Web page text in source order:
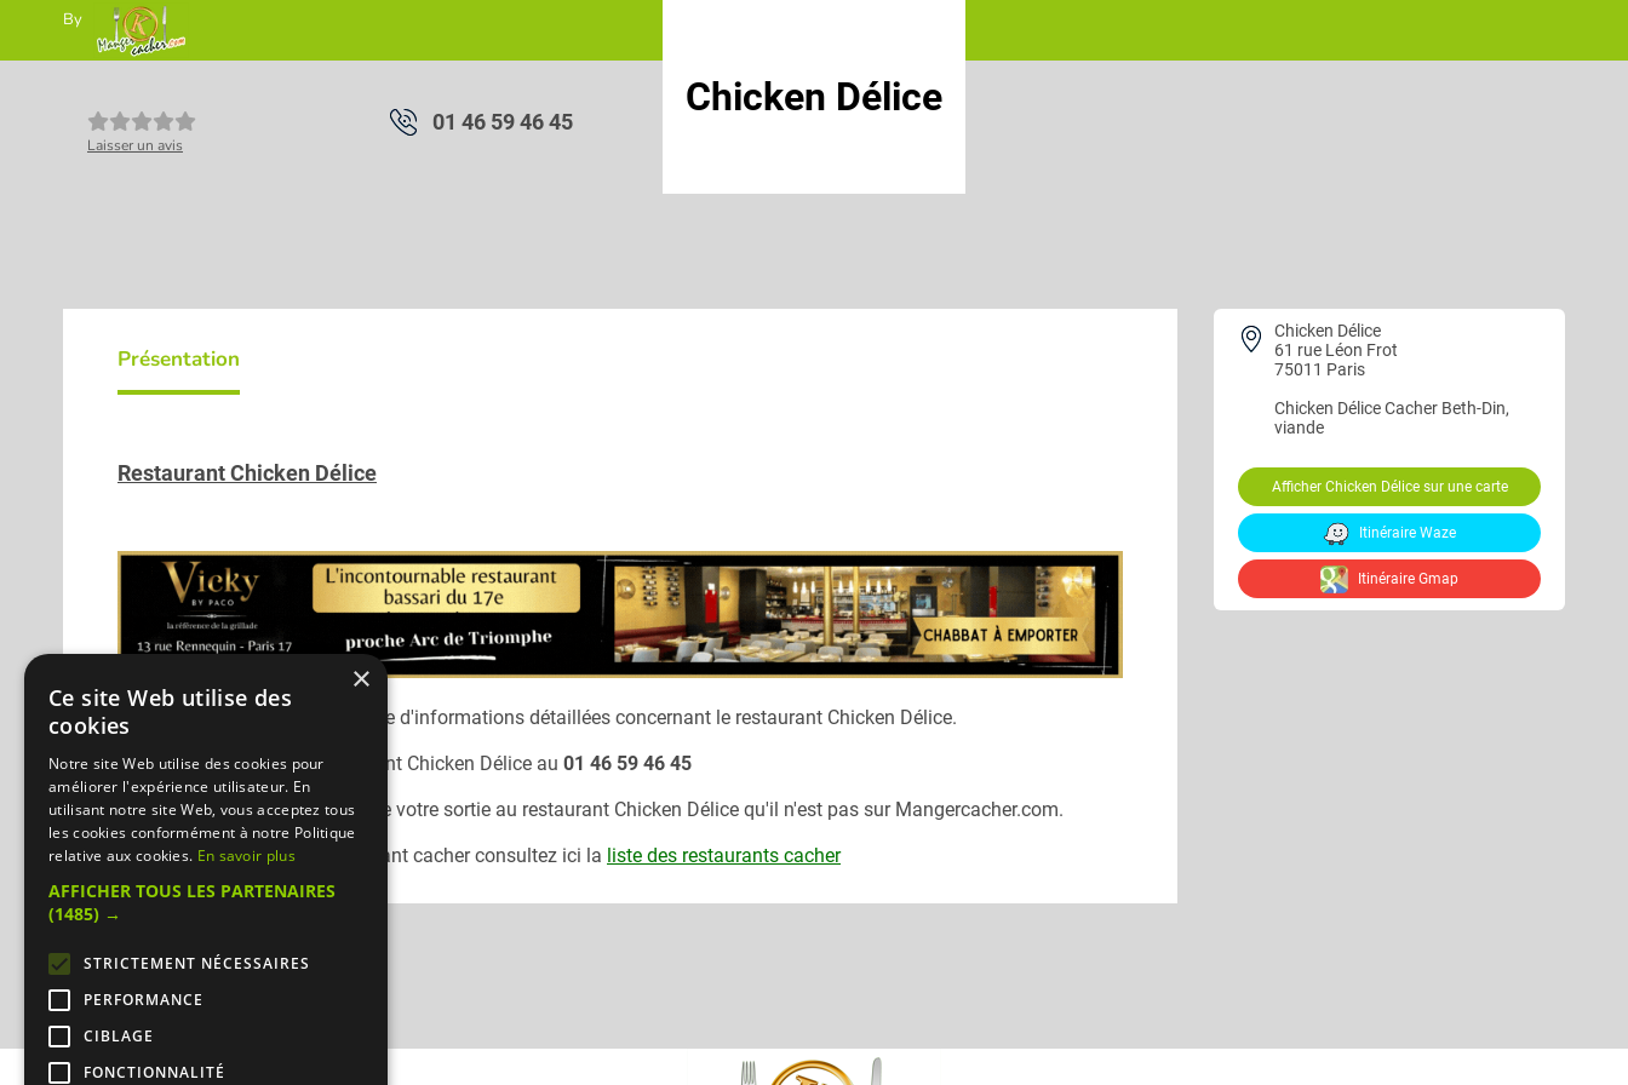
By
Chicken Délice
01 46 59 46 45
Laisser un avis
Chicken Délice
61 rue Léon Frot
75011 Paris
Chicken DéliceCacher Beth-Din,
viande
Afficher Chicken Délice sur une carte
Itinéraire Waze
Itinéraire Gmap
Présentation
Restaurant Chicken Délice
Désolé, nous n'avons pas encore d'informations détaillées concernant le restaurant Chicken Délice.
Vous pouvez joindre le restaurant Chicken Délice au 01 46 59 46 45
N'oubliez pas de préciser lors de votre sortie au restaurant Chicken Délice qu'il n'est pas sur Mangercacher.com.
Pour consulter un autre restaurant cacher consultez ici la liste des restaurants cacher
×
Ce site Web utilise des
cookies
Notre site Web utilise des cookies pour
améliorer l'expérience utilisateur. En
utilisant notre site Web, vous acceptez tous
les cookies conformément à notre Politique
relative aux cookies. En savoir plus
AFFICHER TOUS LES PARTENAIRES
(1485) →
STRICTEMENT NÉCESSAIRES
PERFORMANCE
CIBLAGE
FONCTIONNALITÉ